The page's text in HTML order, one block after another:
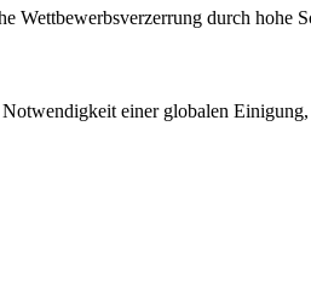
Wettbewerbsverzerrung durch hohe
einer globalen